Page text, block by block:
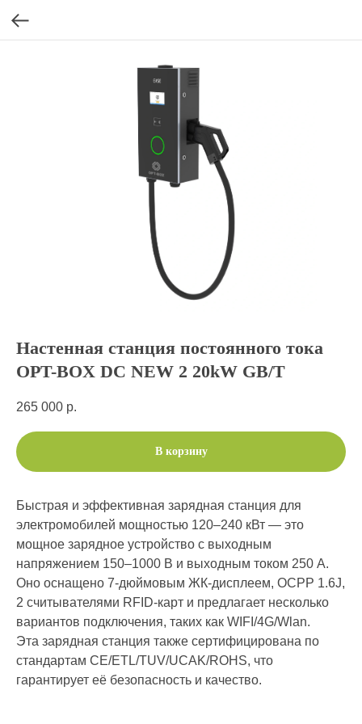
Настенная станция постоянного тока
OPT-BOX DC NEW 2 20kW GB/T
265 000 р.
В корзину
Быстрая и эффективная зарядная станция для
электромобилей мощностью 120–240 кВт — это
мощное зарядное устройство с выходным
напряжением 150–1000 В и выходным током 250 А.
Оно оснащено 7-дюймовым ЖК-дисплеем, OCPP 1.6J,
2 считывателями RFID-карт и предлагает несколько
вариантов подключения, таких как WIFI/4G/Wlan.
Эта зарядная станция также сертифицирована по
стандартам CE/ETL/TUV/UCAK/ROHS, что
гарантирует её безопасность и качество.